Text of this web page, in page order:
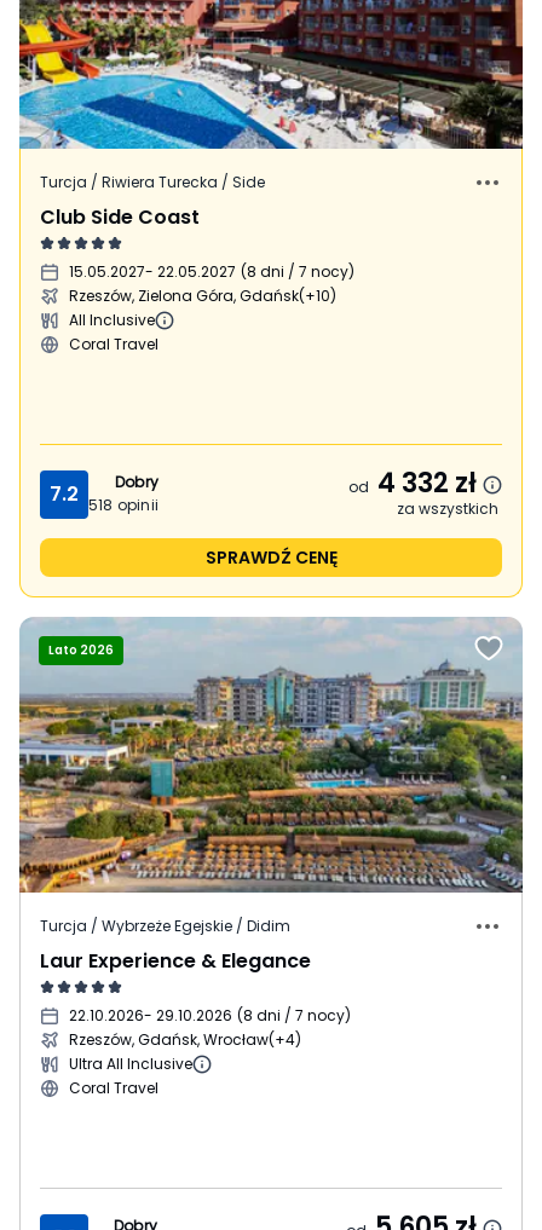
Turcja / Riwiera Turecka / Side
Club Side Coast
15.05.2027- 22.05.2027 (8 dni / 7 nocy)
Rzeszów, Zielona Góra, Gdańsk(+10)
All Inclusive
Coral Travel
7.2
Dobry
518 opinii
od 4 332 zł
za wszystkich
SPRAWDŹ CENĘ
Lato 2026
Turcja / Wybrzeże Egejskie / Didim
Laur Experience & Elegance
22.10.2026- 29.10.2026 (8 dni / 7 nocy)
Rzeszów, Gdańsk, Wrocław(+4)
Ultra All Inclusive
Coral Travel
Dobry